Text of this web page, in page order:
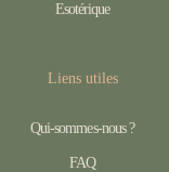
Esotérique
Liens utiles
Qui-sommes-nous ?
FAQ